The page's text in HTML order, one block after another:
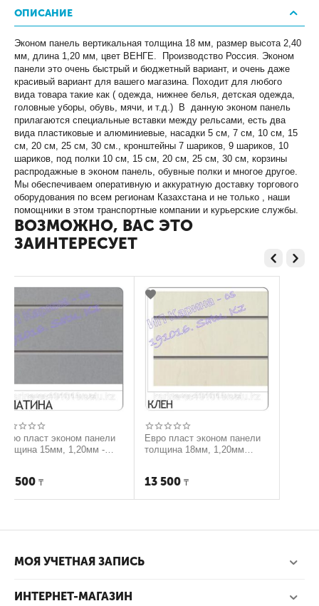
ОПИСАНИЕ
Эконом панель вертикальная толщина 18 мм, размер высота 2,40
мм, длина 1,20 мм, цвет ВЕНГЕ. Производство Россия. Эконом
панели это очень быстрый и бюджетный вариант, и очень даже
красивый вариант для вашего магазина. Походит для любого
вида товара такие как ( одежда, нижнее белья, детская одежда,
головные уборы, обувь, мячи, и т.д.) В данную эконом панель
прилагаются специальные вставки между рельсами, есть два
вида пластиковые и алюминиевые, насадки 5 см, 7 см, 10 см, 15
см, 20 см, 25 см, 30 см., кронштейны 7 шариков, 9 шариков, 10
шариков, под полки 10 см, 15 см, 20 см, 25 см, 30 см, корзины
распродажные в эконом панель, обувные полки и многое другое.
Мы обеспечиваем оперативную и аккуратную доставку торгового
оборудования по всем регионам Казахстана и не только , наши
помощники в этом транспортные компании и курьерские службы.
ВОЗМОЖНО, ВАС ЭТО
ЗАИНТЕРЕСУЕТ
панели
1,20мм -
Евро пласт эконом панели
толщина 18мм, 1,20мм
МОЯ УЧЕТНАЯ ЗАПИСЬ
ИНТЕРНЕТ-МАГАЗИН